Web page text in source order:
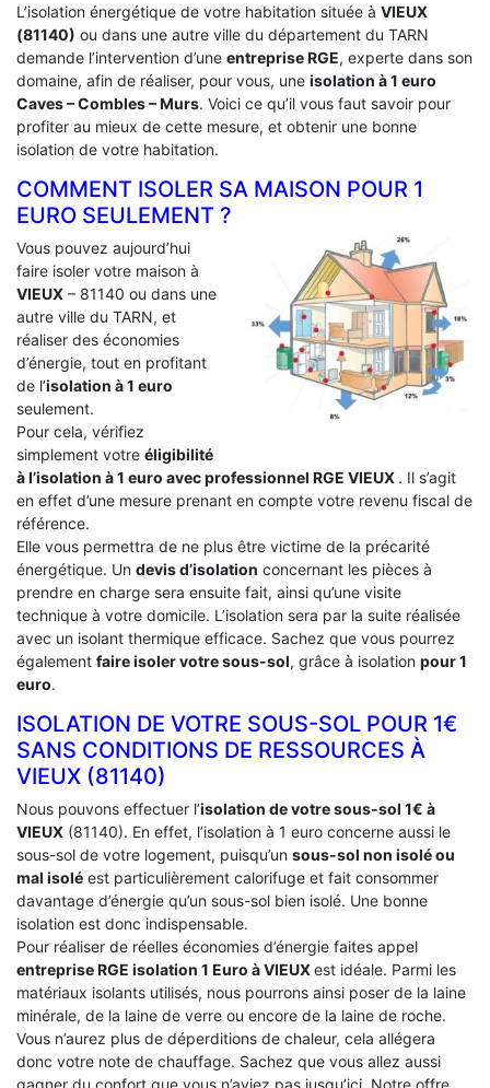
L’isolation énergétique de votre habitation située à VIEUX
(81140) ou dans une autre ville du département du TARN
demande l’intervention d’une entreprise RGE, experte dans son
domaine, afin de réaliser, pour vous, une isolation à 1 euro
Caves – Combles – Murs. Voici ce qu’il vous faut savoir pour
profiter au mieux de cette mesure, et obtenir une bonne
isolation de votre habitation.
COMMENT ISOLER SA MAISON POUR 1
EURO SEULEMENT ?
Vous pouvez aujourd’hui
faire isoler votre maison à
VIEUX – 81140 ou dans une
autre ville du TARN, et
réaliser des économies
d’énergie, tout en profitant
de l’isolation à 1 euro
seulement.
Pour cela, vérifiez
simplement votre éligibilité
à l’isolation à 1 euro avec professionnel RGE VIEUX . Il s’agit
en effet d’une mesure prenant en compte votre revenu fiscal de
référence.
Elle vous permettra de ne plus être victime de la précarité
énergétique. Un devis d’isolation concernant les pièces à
prendre en charge sera ensuite fait, ainsi qu’une visite
technique à votre domicile. L’isolation sera par la suite réalisée
avec un isolant thermique efficace. Sachez que vous pourrez
également faire isoler votre sous-sol, grâce à isolation pour 1
euro.
ISOLATION DE VOTRE SOUS-SOL POUR 1€
SANS CONDITIONS DE RESSOURCES À
‎VIEUX (81140)
Nous pouvons effectuer l’isolation de votre sous-sol 1€ à
VIEUX (81140). En effet, l’isolation à 1 euro concerne aussi le
sous-sol de votre logement, puisqu’un sous-sol non isolé ou
mal isolé est particulièrement calorifuge et fait consommer
davantage d’énergie qu’un sous-sol bien isolé. Une bonne
isolation est donc indispensable.
Pour réaliser de réelles économies d’énergie faites appel
entreprise RGE isolation 1 Euro à VIEUXest idéale. Parmi les
matériaux isolants utilisés, nous pourrons ainsi poser de la laine
minérale, de la laine de verre ou encore de la laine de roche.
Vous n’aurez plus de déperditions de chaleur, cela allégera
donc votre note de chauffage. Sachez que vous allez aussi
gagner du confort que vous n’aviez pas jusqu’ici. Notre offre,